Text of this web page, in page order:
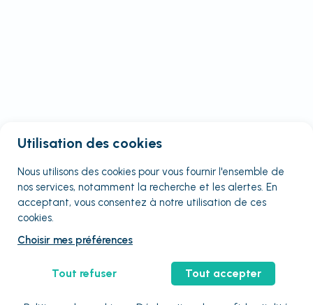
Utilisation des cookies
Nous utilisons des cookies pour vous fournir l'ensemble de
nos services, notamment la recherche et les alertes. En
acceptant, vous consentez à notre utilisation de ces
cookies.
Choisir mes préférences
Tout refuser Tout accepter